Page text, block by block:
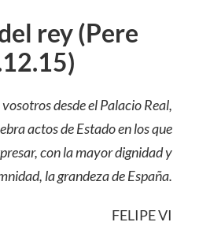
rey (Pere
desde el Palacio Real,
actos de Estado en los que
con la mayor dignidad y
la grandeza de España.
FELIPE VI